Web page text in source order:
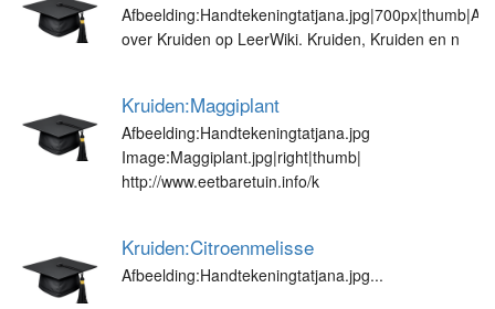
over Kruiden op LeerWiki. Kruiden, Kruiden en n
Kruiden:Maggiplant
Afbeelding:Handtekeningtatjana.jpg
Image:Maggiplant.jpg|right|thumb|
http://www.eetbaretuin.info/k
Kruiden:Citroenmelisse
Afbeelding:Handtekeningtatjana.jpg...